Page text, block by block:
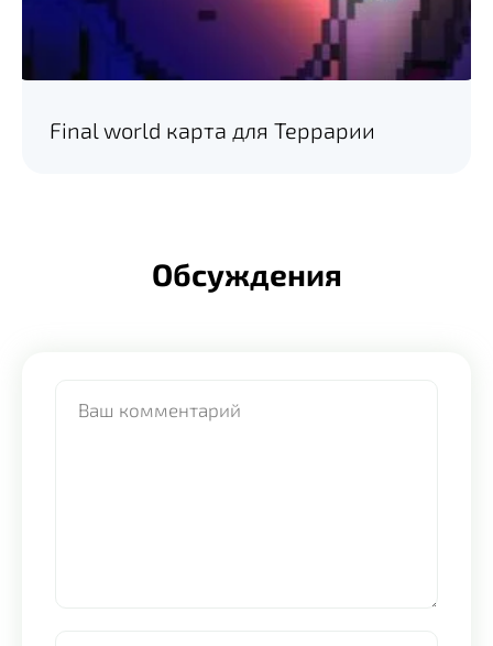
Final world карта для Террарии
Обсуждения